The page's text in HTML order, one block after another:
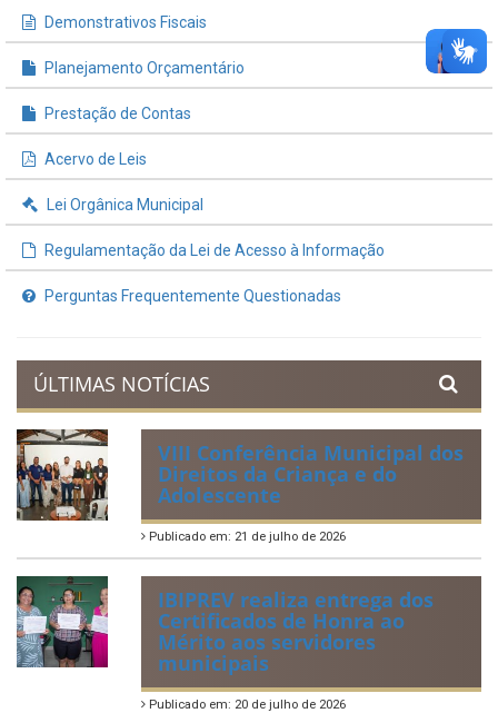
INFORMAÇÕES ÚTEIS
Acervo de Leis
Lei Orgânica Municipal
Regulamentação da Lei de Acesso à Informação
Perguntas Frequentemente Questionadas
ÚLTIMAS NOTÍCIAS
VIII Conferência Municipal dos
Direitos da Criança e do
Adolescente